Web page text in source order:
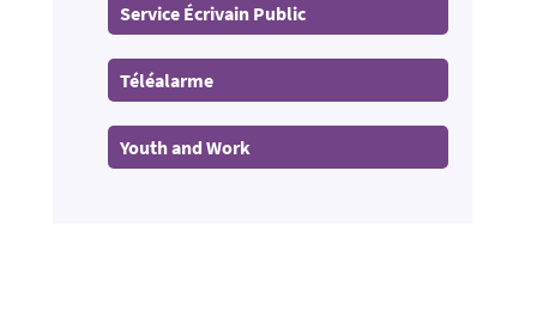
Service Écrivain Public
Téléalarme
Youth and Work